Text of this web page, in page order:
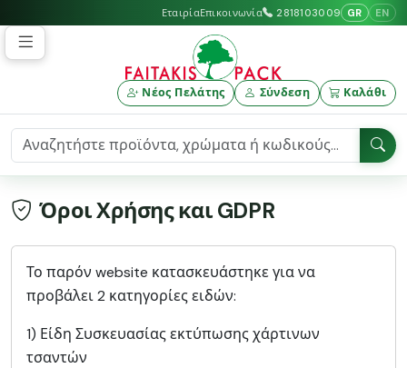
ΕταιρίαΕπικοινωνία 2818103009 GR EN
Νέος Πελάτης Σύνδεση Καλάθι
Όροι Χρήσης και GDPR
Το παρόν website κατασκευάστηκε για να
προβάλει 2 κατηγορίες ειδών:
1) Είδη Συσκευασίας εκτύπωσης χάρτινων
τσαντών